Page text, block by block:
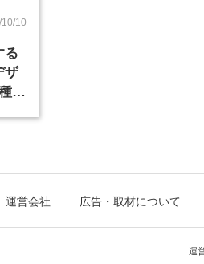
10/10
る
ザ
を
運営会社 広告・取材について
運